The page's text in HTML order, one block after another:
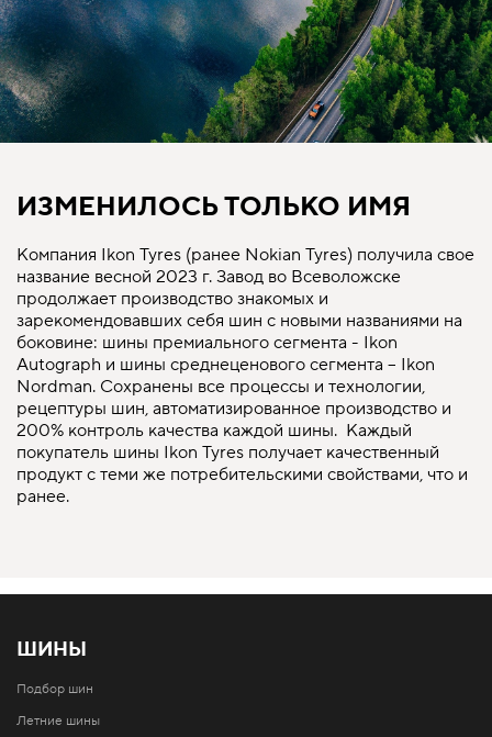
ИЗМЕНИЛОСЬ ТОЛЬКО ИМЯ
Компания Ikon Tyres (ранее Nokian Tyres) получила свое
название весной 2023 г. Завод во Всеволожске
продолжает производство знакомых и
зарекомендовавших себя шин с новыми названиями на
боковине: шины премиального сегмента - Ikon
Autograph и шины среднеценового сегмента – Ikon
Nordman. Сохранены все процессы и технологии,
рецептуры шин, автоматизированное производство и
200% контроль качества каждой шины. Каждый
покупатель шины Ikon Tyres получает качественный
продукт с теми же потребительскими свойствами, что и
ранее.
ШИНЫ
Подбор шин
Летние шины